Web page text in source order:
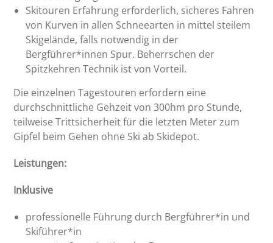
Skitouren Erfahrung erforderlich, sicheres Fahren
von Kurven in allen Schneearten in mittel steilem
Skigelände, falls notwendig in der
Bergführer*innen Spur. Beherrschen der
Spitzkehren Technik ist von Vorteil.
Die einzelnen Tagestouren erfordern eine
durchschnittliche Gehzeit von 300hm pro Stunde,
teilweise Trittsicherheit für die letzten Meter zum
Gipfel beim Gehen ohne Ski ab Skidepot.
Leistungen:
Inklusive
professionelle Führung durch Bergführer*in und
Skiführer*in